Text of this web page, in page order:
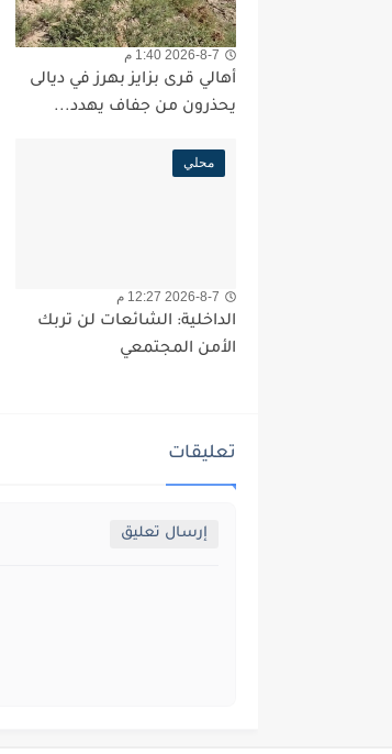
2026-8-7 1:40 م
أهالي قرى بزايز بهرز في ديالى
يحذرون من جفاف يهدد...
محلي
2026-8-7 12:27 م
الداخلية: الشائعات لن تربك
الأمن المجتمعي
تعليقات
إرسال تعليق